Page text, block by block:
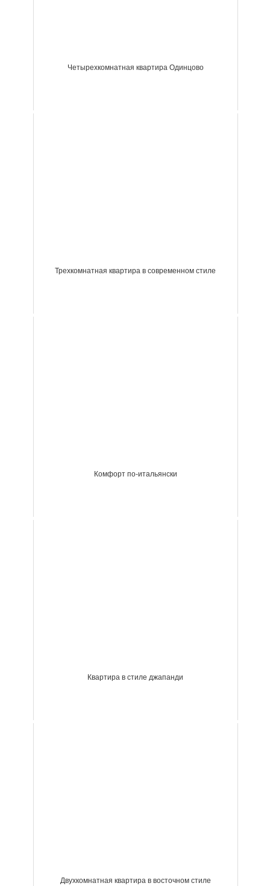
Четырехкомнатная квартира Одинцово
Трехкомнатная квартира в современном стиле
Комфорт по-итальянски
Квартира в стиле джапанди
Двухкомнатная квартира в восточном стиле